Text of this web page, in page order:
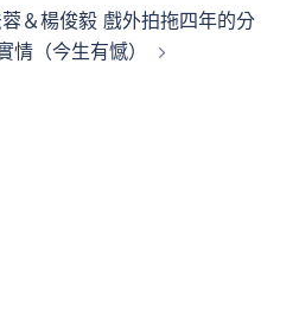
蓉＆楊俊毅 戲外拍拖四年的分
情（今生有憾）